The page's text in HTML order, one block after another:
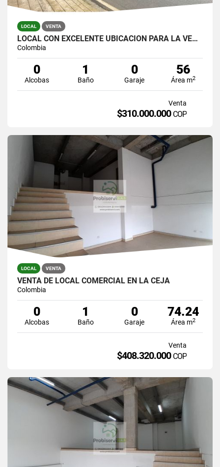
LOCAL VENTA
LOCAL CON EXCELENTE UBICACIÓN PARA LA VENTA EN LA CEJA
Colombia
0
Alcobas
1
Baño
0
Garaje
56
Área m2
Venta
$310.000.000 COP
LOCAL VENTA
VENTA DE LOCAL COMERCIAL EN LA CEJA
Colombia
0
Alcobas
1
Baño
0
Garaje
74.24
Área m2
Venta
$408.320.000 COP